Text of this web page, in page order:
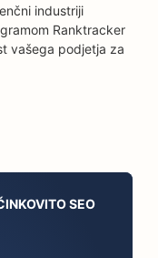
industriji
Ranktracker
vašega podjetja za
SEO